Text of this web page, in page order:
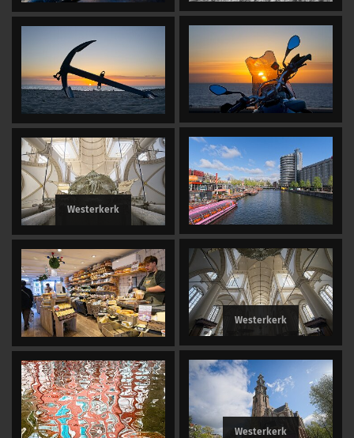
Westerkerk
Westerkerk
Westerkerk